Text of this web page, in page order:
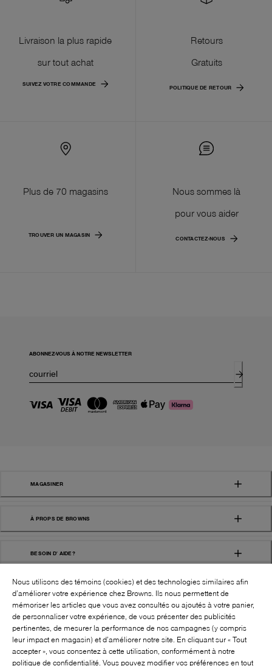
Livraison la plus rapide
sur tout achat
SUIVEZ VOTRE COMMANDE
Retours
Gratuits
POLITIQUE DE RETOUR
Plus de 70 magasins
TROUVER UN MAGASIN
Nous sommes là
pour vous aider
CONTACTEZ-NOUS
ABONNEZ-VOUS À NOTRE NEWSLETTER
MAGASINER
À PROPS DE BROWNS
BESOIN D' AIDE?
SUIVEZ-NOUS!:
Nous utilisons des témoins (cookies) et des technologies similaires afin
d’améliorer votre expérience chez Browns. Ils nous permettent de
mémoriser les articles que vous avez consultés ou ajoutés à votre panier,
de personnaliser votre expérience, de vous présenter des publicités
pertinentes, de mesurer la performance de nos campagnes (y compris
leur impact en magasin) et d’améliorer notre site. En cliquant sur « Tout
accepter », vous consentez à cette utilisation, conformément à notre
politique de confidentialité. Vous pouvez modifier vos préférences en tout